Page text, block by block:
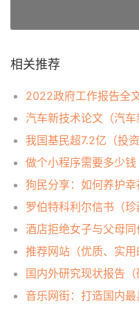
相关推荐
2022政府工作报告全
汽车新技术论文（汽车
我国基民超7.2亿（投
做个小程序需要多少钱
罗伯特科利尔信书（珍
推荐网站（优质、实用
国内外研究现状报告（